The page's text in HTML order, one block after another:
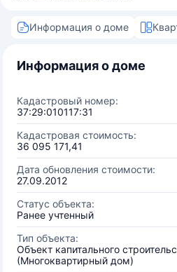
Информация о доме
Информация о доме
Кадастровый номер:
37:29:010117:31
Кадастровая стоимость:
36 095 171,41
Дата обновления стоимости:
27.09.2012
Статус объекта:
Ранее учтенный
Тип объекта:
Объект капитального
(Многоквартирный дом)